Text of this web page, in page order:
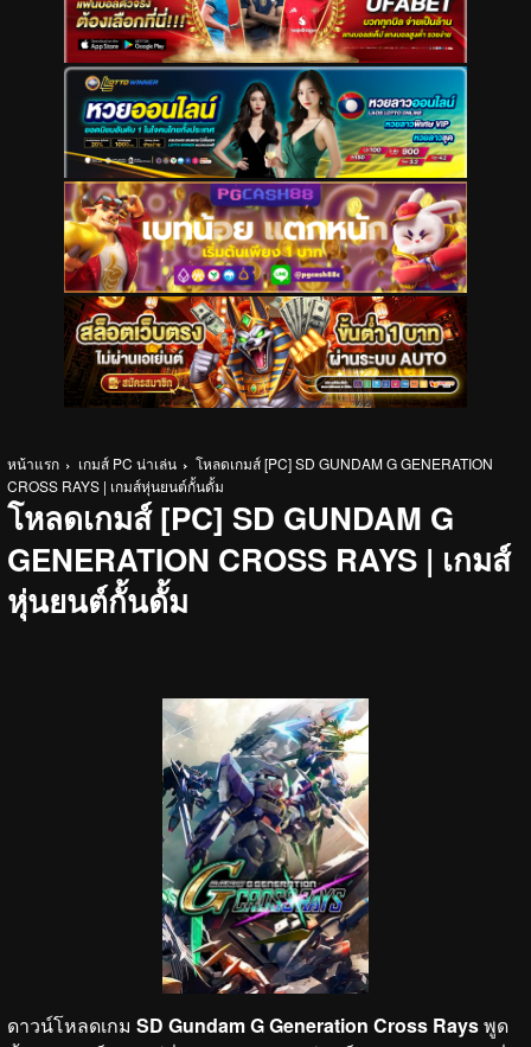
หน้าแรก เกมส์ PC น่าเล่น
โหลดเกมส์ [PC] SD GUNDAM G GENERATION
CROSS RAYS | เกมส์หุ่นยนต์กั้นดั้ม
โหลดเกมส์ [PC] SD GUNDAM G
GENERATION CROSS RAYS | เกมส์
หุ่นยนต์กั้นดั้ม
ดาวน์โหลดเกม SD Gundam G Generation Cross Raysพูด